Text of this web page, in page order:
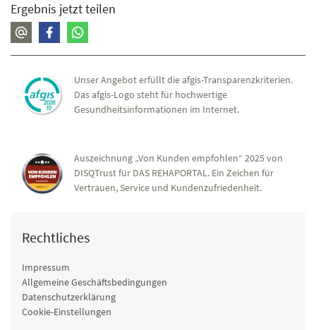
Ergebnis jetzt teilen
Unser Angebot erfüllt die afgis-Transparenzkriterien.
Das afgis-Logo steht für hochwertige
Gesundheitsinformationen im Internet.
Auszeichnung „Von Kunden empfohlen“ 2025 von
DISQTrust für DAS REHAPORTAL. Ein Zeichen für
Vertrauen, Service und Kundenzufriedenheit.
Rechtliches
Impressum
Allgemeine Geschäftsbedingungen
Datenschutzerklärung
Cookie-Einstellungen